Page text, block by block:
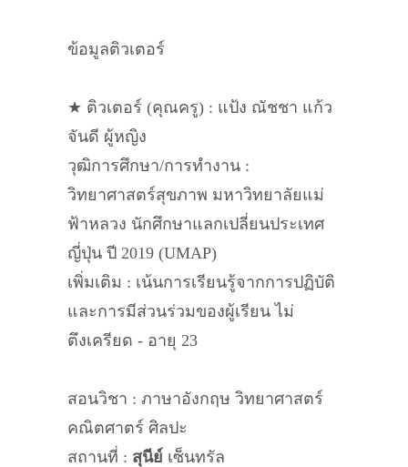
ข้อมูลติวเตอร์
★ ติวเตอร์ (คุณครู) : แป้ง ณัชชา แก้ว
จันดี ผู้หญิง
วุฒิการศึกษา/การทำงาน :
วิทยาศาสตร์สุขภาพ มหาวิทยาลัยแม่
ฟ้าหลวง นักศึกษาแลกเปลี่ยนประเทศ
ญี่ปุ่น ปี 2019 (UMAP)
เพิ่มเติม : เน้นการเรียนรู้จากการปฏิบัติ
และการมีส่วนร่วมของผู้เรียน ไม่
ตึงเครียด - อายุ 23
สอนวิชา : ภาษาอังกฤษ วิทยาศาสตร์
คณิตศาตร์ ศิลปะ
สถานที่ : สุนีย์ เซ็นทรัล